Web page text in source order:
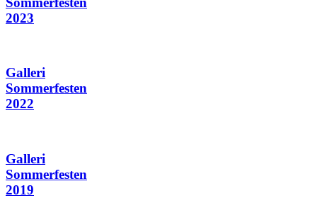
2023
Galleri
Sommerfesten
2022
Galleri
Sommerfesten
2019